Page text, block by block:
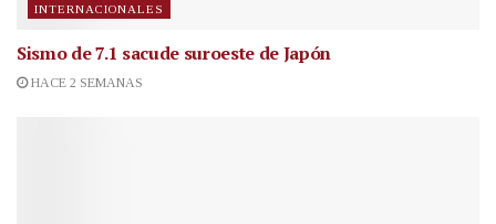
INTERNACIONALES
Sismo de 7.1 sacude suroeste de Japón
HACE 2 SEMANAS